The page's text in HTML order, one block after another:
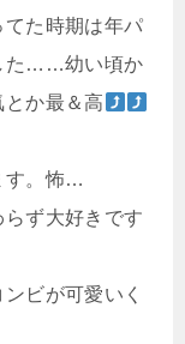
た時期は年パ
た……幼い頃か
か最＆高
す。怖…
ず大好きです
ビが可愛いく